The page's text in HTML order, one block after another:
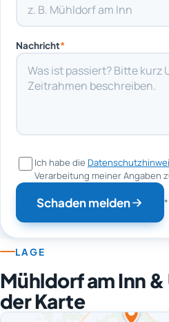
Nachricht*
Ich habe die
Verarbeitung meiner Angaben
Schaden melden
LAGE
Mühldorf am Inn
der Karte